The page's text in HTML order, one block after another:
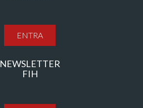
ENTRA
NEWSLETTER
FIH